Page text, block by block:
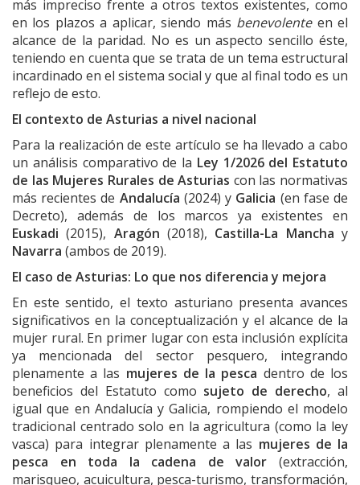
más impreciso frente a otros textos existentes, como
en los plazos a aplicar, siendo más benevolenteen el
alcance de la paridad. No es un aspecto sencillo éste,
teniendo en cuenta que se trata de un tema estructural
incardinado en el sistema social y que al final todo es un
reflejo de esto.
El contexto de Asturias a nivel nacional
Para la realización de este artículo se ha llevado a cabo
un análisis comparativo de la Ley 1/2026 del Estatuto
de las Mujeres Rurales de Asturias con las normativas
más recientes de Andalucía (2024) y Galicia (en fase de
Decreto), además de los marcos ya existentes en
Euskadi(2015), Aragón (2018), Castilla-La Manchay
Navarra (ambos de 2019).
El caso de Asturias: Lo que nos diferencia y mejora
En este sentido, el texto asturiano presenta avances
significativos en la conceptualización y el alcance de la
mujer rural. En primer lugar con esta inclusión explícita
ya mencionada del sector pesquero, integrando
plenamente a las mujeres de la pesca dentro de los
beneficios del Estatuto como sujeto de derecho, al
igual que en Andalucía y Galicia, rompiendo el modelo
tradicional centrado solo en la agricultura (como la ley
vasca) para integrar plenamente a las mujeres de la
pesca en toda la cadena de valor (extracción,
marisqueo, acuicultura, pesca-turismo, transformación,